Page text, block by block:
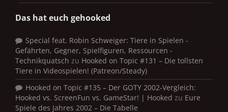
Das hat euch gehooked
Special feat. Robin Schweiger: Tiere in Spielen -
Gefährten, Gegner, Spielfiguren, Ressourcen -
Technikquatsch zu Hooked on Topic #131 – Die tollsten
Tiere in Videospielen! (Patreon/Steady)
Hooked on Topic #135 – Der GOTY 2002-Vergleich:
Hooked vs. ScreenFun vs. GameStar! | Hooked zu Eure
Spiele des Jahres 2002 – Die Tabelle